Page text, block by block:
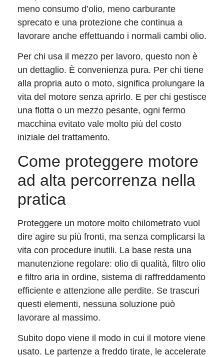
meno consumo d’olio, meno carburante
sprecato e una protezione che continua a
lavorare anche effettuando i normali cambi olio.
Per chi usa il mezzo per lavoro, questo non è
un dettaglio. È convenienza pura. Per chi tiene
alla propria auto o moto, significa prolungare la
vita del motore senza aprirlo. E per chi gestisce
una flotta o un mezzo pesante, ogni fermo
macchina evitato vale molto più del costo
iniziale del trattamento.
Come proteggere motore
ad alta percorrenza nella
pratica
Proteggere un motore molto chilometrato vuol
dire agire su più fronti, ma senza complicarsi la
vita con procedure inutili. La base resta una
manutenzione regolare: olio di qualità, filtro olio
e filtro aria in ordine, sistema di raffreddamento
efficiente e attenzione alle perdite. Se trascuri
questi elementi, nessuna soluzione può
lavorare al massimo.
Subito dopo viene il modo in cui il motore viene
usato. Le partenze a freddo tirate, le accelerate